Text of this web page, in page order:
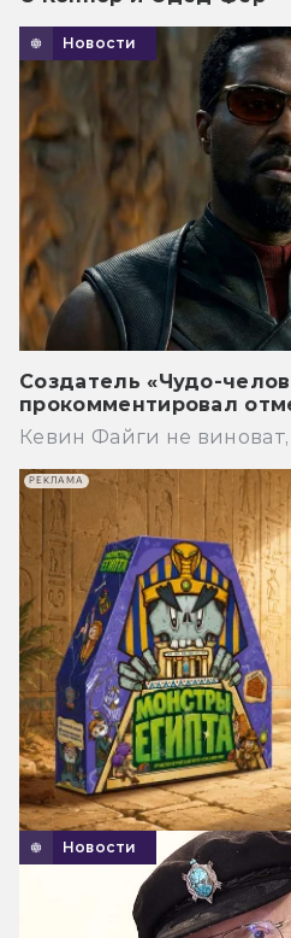
Новости
Создатель «Чудо-
прокомментировал
Кевин Файги не виноват,
Новости
РЕКЛАМА